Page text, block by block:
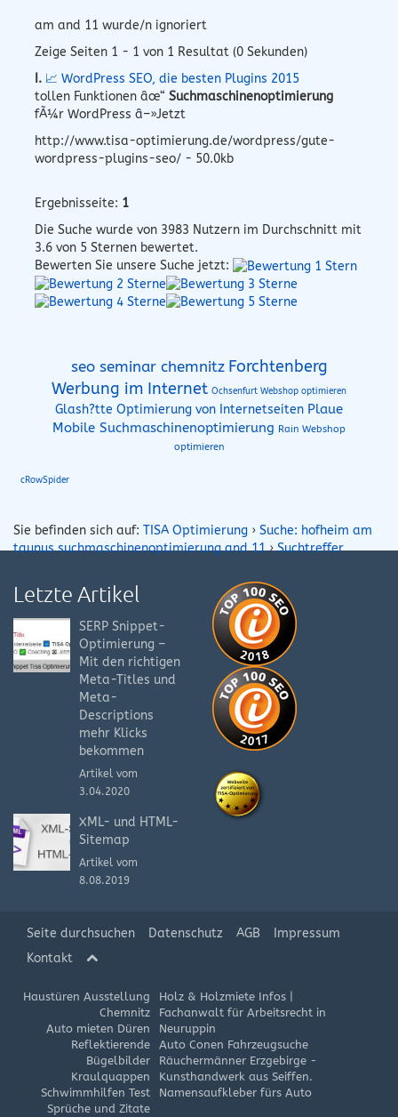
am and 11 wurde/n ignoriert
Zeige Seiten 1 - 1 von 1 Resultat (0 Sekunden)
I. 📈 WordPress SEO, die besten Plugins 2015
tollen Funktionen âœ“ Suchmaschinenoptimierung
fÃ¼r WordPress â–»Jetzt
http://www.tisa-optimierung.de/wordpress/gute-
wordpress-plugins-seo/ - 50.0kb
Ergebnisseite: 1
Die Suche wurde von 3983 Nutzern im Durchschnitt mit
3.6 von 5 Sternen bewertet.
Bewerten Sie unsere Suche jetzt:
seo seminar chemnitz Forchtenberg
Werbung im Internet Ochsenfurt Webshop optimieren
Glash?tte Optimierung von Internetseiten Plaue
Mobile Suchmaschinenoptimierung Rain Webshop
optimieren
cRowSpider
Sie befinden sich auf: TISA Optimierung › Suche: hofheim am
taunus suchmaschinenoptimierung and 11›Suchtreffer
Letzte Artikel
SERP Snippet-
Optimierung –
Mit den richtigen
Meta-Titles und
Meta-
Descriptions
mehr Klicks
bekommen
Artikel vom
3.04.2020
XML- und HTML-
Sitemap
Artikel vom
8.08.2019
Seite durchsuchen Datenschutz AGB
Impressum
Kontakt
Haustüren Ausstellung
Chemnitz
Auto mieten Düren
Reflektierende
Bügelbilder
Kraulquappen
Schwimmhilfen Test
Sprüche und Zitate
Holz & Holzmiete Infos|
Fachanwalt für Arbeitsrecht in
Neuruppin
Auto Conen Fahrzeugsuche
Räuchermänner Erzgebirge -
Kunsthandwerk aus Seiffen.
Namensaufkleber fürs Auto